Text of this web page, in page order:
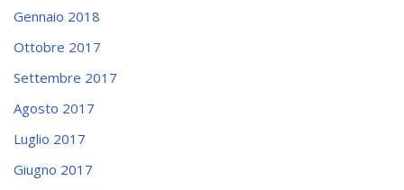
Gennaio 2018
Ottobre 2017
Settembre 2017
Agosto 2017
Luglio 2017
Giugno 2017